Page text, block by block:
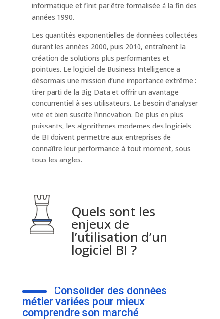
informatique et finit par être formalisée à la fin des
années 1990.
Les quantités exponentielles de données collectées
durant les années 2000, puis 2010, entraînent la
création de solutions plus performantes et
pointues. Le logiciel de Business Intelligence a
désormais une mission d’une importance extrême :
tirer parti de la Big Data et offrir un avantage
concurrentiel à ses utilisateurs. Le besoin d’analyser
vite et bien suscite l’innovation. De plus en plus
puissants, les algorithmes modernes des logiciels
de BI doivent permettre aux entreprises de
connaître leur performance à tout moment, sous
tous les angles.
Quels sont les
enjeux de
l’utilisation d’un
logiciel BI ?
Consolider des données
métier variées pour mieux
comprendre son marché